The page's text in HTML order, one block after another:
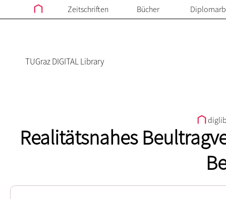
Zeitschriften Bücher
TUGraz DIGITAL Library
Realitätsnahes